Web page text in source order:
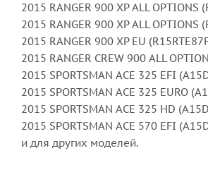
2015 RANGER 900 XP ALL
2015 RANGER 900 XP ALL
2015 RANGER 900 XP EU
2015 RANGER CREW 900 ALL
2015 SPORTSMAN ACE 325 EFI
2015 SPORTSMAN ACE 325 EURO
2015 SPORTSMAN ACE 325 HD
2015 SPORTSMAN ACE 570 EFI
и для других моделей.